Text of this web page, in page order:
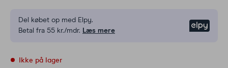
Del købet op med Elpy.
Betal fra 55 kr./mdr. Læs mere
Ikke på lager